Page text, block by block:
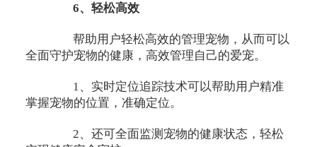
6、轻松高效
帮助用户轻松高效的管理宠物，从而可以
全面守护宠物的健康，高效管理自己的爱宠。
1、实时定位追踪技术可以帮助用户精准
掌握宠物的位置，准确定位。
2、还可全面监测宠物的健康状态，轻松